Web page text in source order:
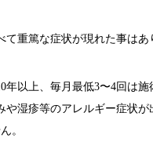
て重篤な症状が現れた事はあ
年以上、毎月最低3〜4回は施
や湿疹等のアレルギー症状が
。